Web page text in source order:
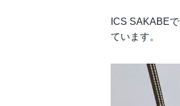
ICS SAKABE
ています。